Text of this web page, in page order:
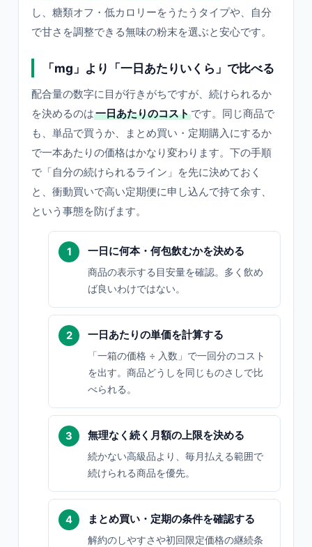
し、糖類オフ・低カロリーをうたうタイプや、自分
で甘さを調整できる無味の粉末を選ぶと安心です。
「mg」より「一日あたりいくら」で比べる
配合量の数字に目が行きがちですが、続けられるか
を決めるのは一日あたりのコストです。同じ商品で
も、単品で買うか、まとめ買い・定期購入にするか
で一本あたりの価格はかなり変わります。下の手順
で「自分の続けられるライン」を先に決めておく
と、衝動買いで高い定期便に申し込んで持て余す、
という事態を防げます。
一日に何本・何包飲むかを決める
商品の表示する目安量を確認。多く飲め
ば良いわけではない。
一日あたりの単価を計算する
「一箱の価格 ÷ 入数」で一回分のコスト
を出す。商品どうしを同じものさしで比
べられる。
無理なく続く月額の上限を決める
続かない高級品より、毎月払える範囲で
続けられる商品を優先。
まとめ買い・定期の条件を確認する
解約のしやすさや初回限定価格の継続条